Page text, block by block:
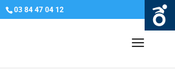
03 84 47 04 12